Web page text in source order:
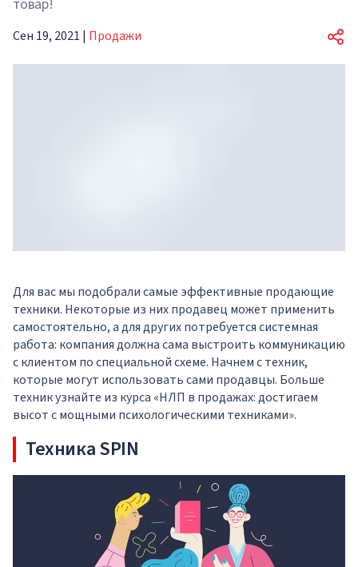
товар!
Сен 19, 2021 | Продажи
Для вас мы подобрали самые эффективные продающие
техники. Некоторые из них продавец может применить
самостоятельно, а для других потребуется системная
работа: компания должна сама выстроить коммуникацию
с клиентом по специальной схеме. Начнем с техник,
которые могут использовать сами продавцы. Больше
техник узнайте из курса «НЛП в продажах: достигаем
высот с мощными психологическими техниками».
Техника SPIN